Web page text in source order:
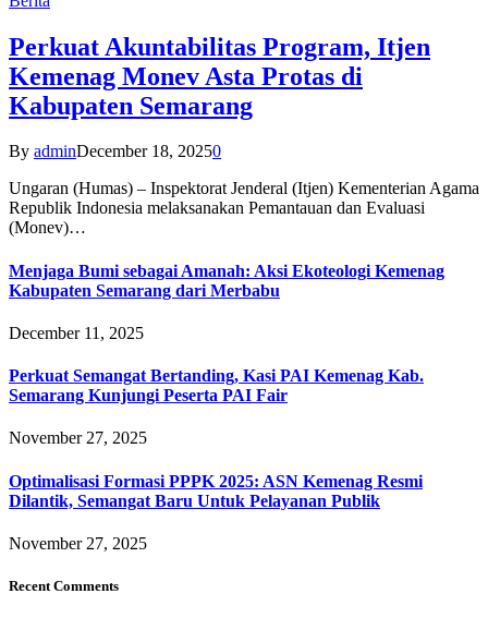
Perkuat Akuntabilitas Program, Itjen
Kemenag Monev Asta Protas di
Kabupaten Semarang
By adminDecember 18, 20250
Ungaran (Humas) – Inspektorat Jenderal (Itjen) Kementerian Agama
Republik Indonesia melaksanakan Pemantauan dan Evaluasi
(Monev)…
Menjaga Bumi sebagai Amanah: Aksi Ekoteologi Kemenag
Kabupaten Semarang dari Merbabu
December 11, 2025
Perkuat Semangat Bertanding, Kasi PAI Kemenag Kab.
Semarang Kunjungi Peserta PAI Fair
November 27, 2025
Optimalisasi Formasi PPPK 2025: ASN Kemenag Resmi
Dilantik, Semangat Baru Untuk Pelayanan Publik
November 27, 2025
Recent Comments